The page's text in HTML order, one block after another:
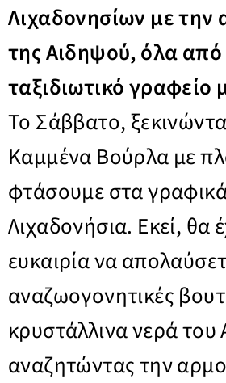
Λιχαδονησίων με
της Αιδηψού, όλα από
ταξιδιωτικό γραφείο
Το Σάββατο,
Καμμένα Βούρλα με
φτάσουμε στα
Λιχαδονήσια. Εκεί, θα
ευκαιρία να
αναζωογονητικές
κρυστάλλινα νερά του
αναζητώντας την